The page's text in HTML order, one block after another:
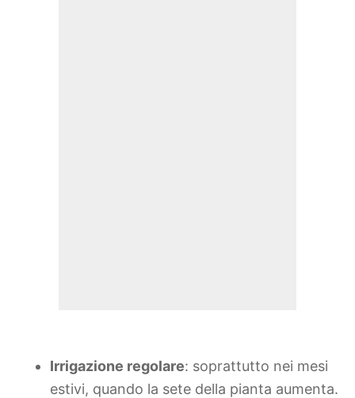
Irrigazione regolare: soprattutto nei mesi
estivi, quando la sete della pianta aumenta.